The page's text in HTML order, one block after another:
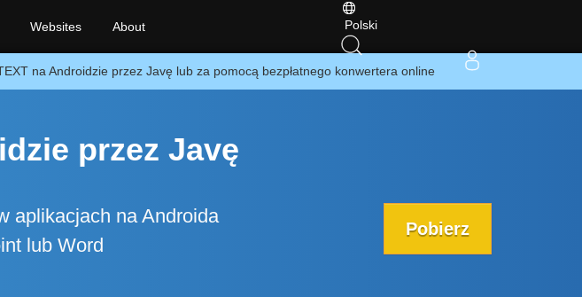
Polski
Websites About
na Androidzie przez Javę lub za pomocą bezpłatnego konwertera online
przez Javę
aplikacjach na Androida
lub Word
Pobierz